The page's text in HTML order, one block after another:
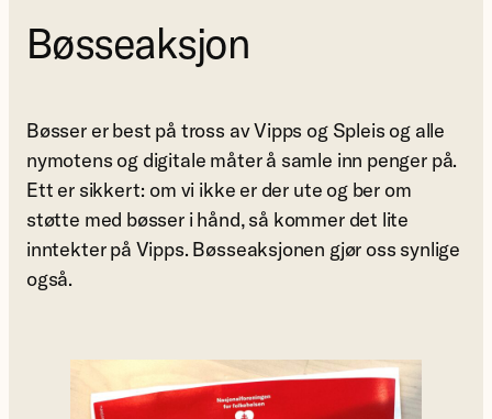
Bøsseaksjon
Bøsser er best på tross av Vipps og Spleis og alle
nymotens og digitale måter å samle inn penger på.
Ett er sikkert: om vi ikke er der ute og ber om
støtte med bøsser i hånd, så kommer det lite
inntekter på Vipps. Bøsseaksjonen gjør oss synlige
også.